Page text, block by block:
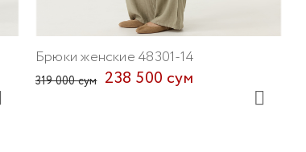
Брюки женские 48301-14
319 000 сум 238 500 сум